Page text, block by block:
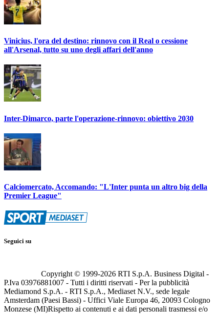
Vinicius, l'ora del destino: rinnovo con il Real o cessione
all'Arsenal, tutto su uno degli affari dell'anno
Inter-Dimarco, parte l'operazione-rinnovo: obiettivo 2030
Calciomercato, Accomando: "L'Inter punta un altro big della
Premier League"
Seguici su
Copyright © 1999-2026 RTI S.p.A. Business Digital -
P.Iva 03976881007 - Tutti i diritti riservati - Per la pubblicità
Mediamond S.p.A. - RTI S.p.A., Mediaset N.V., sede legale
Amsterdam (Paesi Bassi) - Uffici Viale Europa 46, 20093 Cologno
Monzese (MI)Rispetto ai contenuti e ai dati personali trasmessi e/o